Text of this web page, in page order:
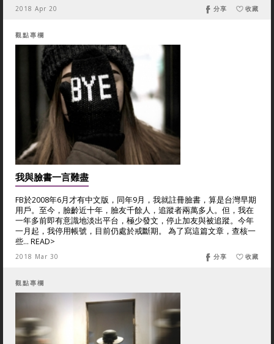
2018 Apr 20 收藏
分享
觀點專欄
我與臉書一言難盡
FB於2008年6月才有中文版，同年9月，我就註冊臉書，算是台灣早期
用戶。至今，臉齡近十年，臉友千餘人，追蹤者兩萬多人。但，我在
一年多前即有意識地淡出平台，極少發文，停止加友與被追蹤。今年
一月起，我停用帳號，目前仍處於戒斷期。 為了寫這篇文章，查核一
些... READ>
2018 Mar 30 收藏
分享
觀點專欄